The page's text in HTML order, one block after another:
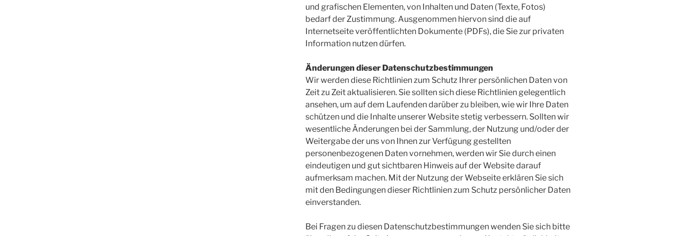
und grafischen Elementen, von Inhalten und Daten (Texte, Fotos)
bedarf der Zustimmung. Ausgenommen hiervon sind die auf
Internetseite veröffentlichten Dokumente (PDFs), die Sie zur privaten
Information nutzen dürfen.
Änderungen dieser Datenschutzbestimmungen
Wir werden diese Richtlinien zum Schutz Ihrer persönlichen Daten von
Zeit zu Zeit aktualisieren. Sie sollten sich diese Richtlinien gelegentlich
ansehen, um auf dem Laufenden darüber zu bleiben, wie wir Ihre Daten
schützen und die Inhalte unserer Website stetig verbessern. Sollten wir
wesentliche Änderungen bei der Sammlung, der Nutzung und/oder der
Weitergabe der uns von Ihnen zur Verfügung gestellten
personenbezogenen Daten vornehmen, werden wir Sie durch einen
eindeutigen und gut sichtbaren Hinweis auf der Website darauf
aufmerksam machen. Mit der Nutzung der Webseite erklären Sie sich
mit den Bedingungen dieser Richtlinien zum Schutz persönlicher Daten
einverstanden.
Bei Fragen zu diesen Datenschutzbestimmungen wenden Sie sich bitte